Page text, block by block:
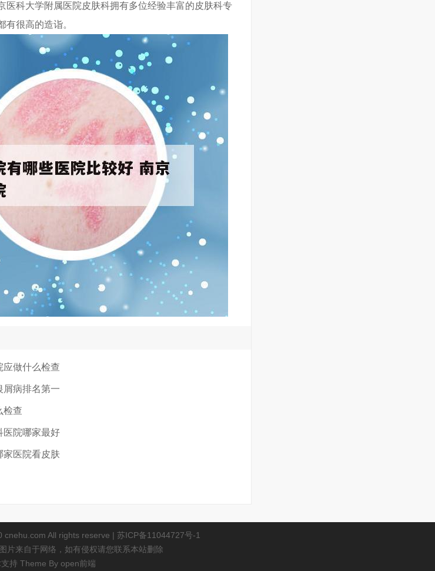
科大学附属医院皮肤科拥有多位经验丰富的皮肤科专
很高的造诣。
应做什么检查
屑病排名第一
检查
医院哪家最好
家医院看皮肤
cnehu.com All rights reserve | 苏ICP备11044727号-1
片来自于网络，如有侵权请您联系本站删除
持 Theme By open前端